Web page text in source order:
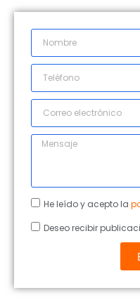
He leído y acepto la
Deseo recibir